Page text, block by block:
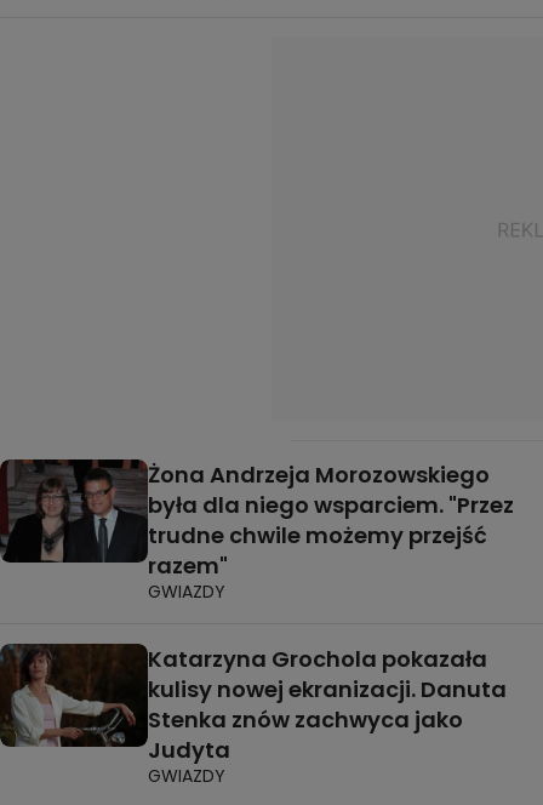
Żona Andrzeja Morozowskiego
była dla niego wsparciem. "Przez
trudne chwile możemy przejść
razem"
GWIAZDY
Katarzyna Grochola pokazała
kulisy nowej ekranizacji. Danuta
Stenka znów zachwyca jako
Judyta
GWIAZDY